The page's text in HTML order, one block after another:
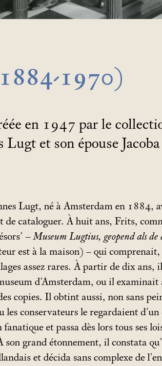
1970)
en 1947 par le
et son épouse
Lugt, né à Amsterdam en 1884,
de cataloguer. À huit ans, Frits,
–Museum Lugtius, geopend als
est à la maison) – qui comprenait,
assez rares. À partir de dix ans,
d’Amsterdam, ou il
copies. Il obtint aussi, non sans
les conservateurs le regardaient
et passa dès lors tous ses
son grand étonnement, il constata
et décida sans complexe de